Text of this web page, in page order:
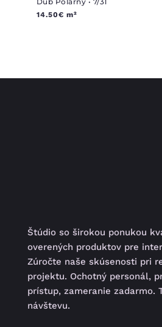
14.50€ m²
Štúdio so širokou ponukou
overených produktov pre
Zúročte naše skúsenosti pri
projektu. Ochotný personál,
prístup, zameranie zadarmo.
návštevu.